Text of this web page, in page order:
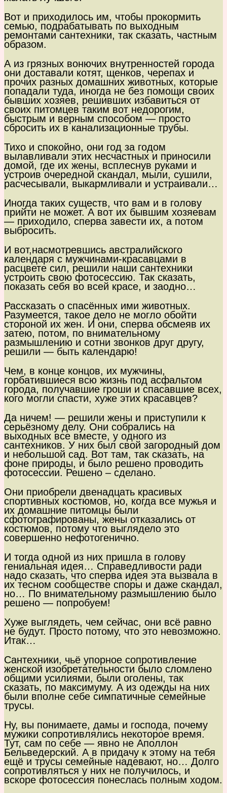
Вот и приходилось им, чтобы прокормить
семью, подрабатывать по выходным
ремонтами сантехники, так сказать, частным
образом.
А из грязных вонючих внутренностей города
они доставали котят, щенков, черепах и
прочих разных домашних животных, которые
попадали туда, иногда не без помощи своих
бывших хозяев, решивших избавиться от
своих питомцев таким вот недорогим,
быстрым и верным способом — просто
сбросить их в канализационные трубы.
Тихо и спокойно, они год за годом
вылавливали этих несчастных и приносили
домой, где их жены, всплеснув руками и
устроив очередной скандал, мыли, сушили,
расчесывали, выкармливали и устраивали…
Иногда таких существ, что вам и в голову
прийти не может. А вот их бывшим хозяевам
— приходило, сперва завести их, а потом
выбросить.
И вот,насмотревшись австралийского
календаря с мужчинами-красавцами в
расцвете сил, решили наши сантехники
устроить свою фотосессию. Так сказать,
показать себя во всей красе, и заодно…
Рассказать о спасённых ими животных.
Разумеется, такое дело не могло обойти
стороной их жен. И они, сперва обсмеяв их
затею, потом, по внимательному
размышлению и сотни звонков друг другу,
решили — быть календарю!
Чем, в конце концов, их мужчины,
горбатившиеся всю жизнь под асфальтом
города, получавшие гроши и спасавшие всех,
кого могли спасти, хуже этих красавцев?
Да ничем! — решили жены и приступили к
серьёзному делу. Они собрались на
выходных все вместе, у одного из
сантехников. У них был свой загородный дом
и небольшой сад. Вот там, так сказать, на
фоне природы, и было решено проводить
фотосессии. Решено – сделано.
Они приобрели двенадцать красивых
спортивных костюмов, но, когда все мужья и
их домашние питомцы были
сфотографированы, жены отказались от
костюмов, потому что выглядело это
совершенно нефотогенично.
И тогда одной из них пришла в голову
гениальная идея… Справедливости ради
надо сказать, что сперва идея эта вызвала в
их тесном сообществе споры и даже скандал,
но… По внимательному размышлению было
решено — попробуем!
Хуже выглядеть, чем сейчас, они всё равно
не будут. Просто потому, что это невозможно.
Итак…
Сантехники, чьё упорное сопротивление
женской изобретательности было сломлено
общими усилиями, были оголены, так
сказать, по максимуму. А из одежды на них
были вполне себе симпатичные семейные
трусы.
Ну, вы понимаете, дамы и господа, почему
мужики сопротивлялись некоторое время.
Тут, сам по себе — явно не Аполлон
Бельведерский. А в придачу к этому на тебя
ещё и трусы семейные надевают, но… Долго
сопротивляться у них не получилось, и
вскоре фотосессия понеслась полным ходом.